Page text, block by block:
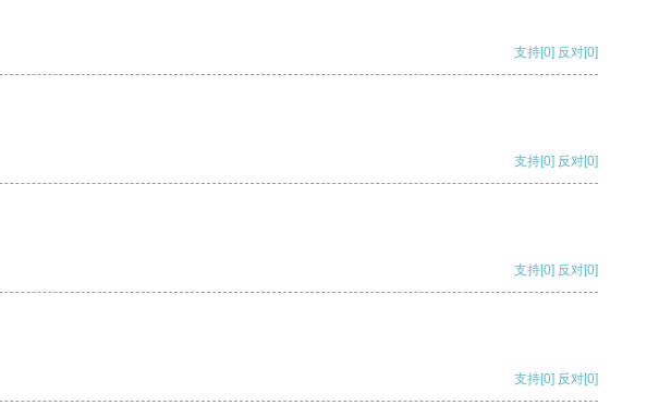
支持[0] 反对[0]
支持[0] 反对[0]
支持[0] 反对[0]
支持[0] 反对[0]